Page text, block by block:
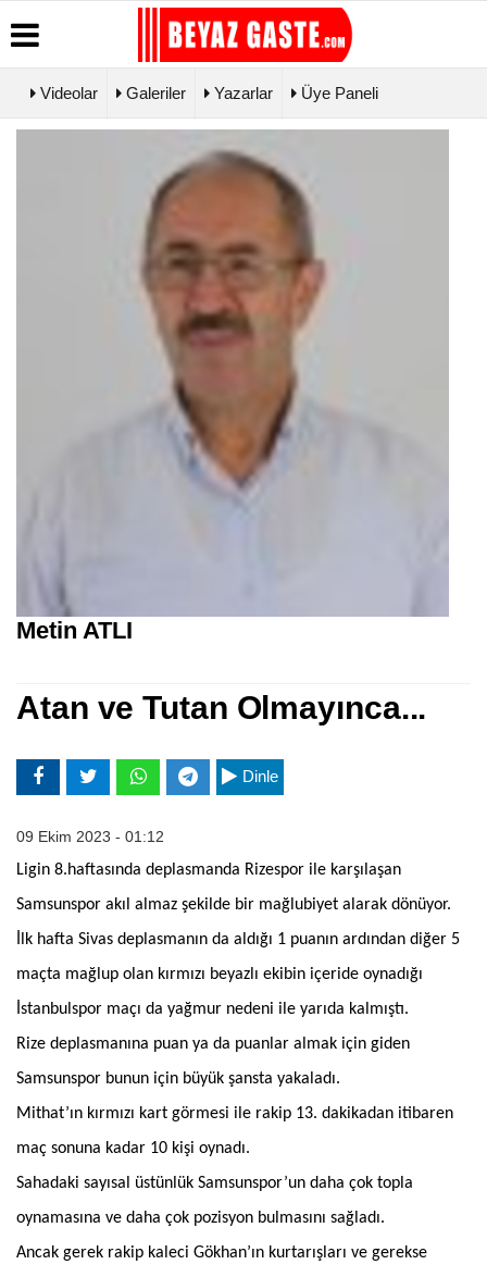
Üye Paneli
Hava
Durumu
Gazete
Manşetleri
Köşe
Video
Galeri
Künye
Videolar Galeriler Yazarlar Üye Paneli
Metin ATLI
Atan ve Tutan Olmayınca...
Dinle
09 Ekim 2023 - 01:12
Ligin 8.haftasında deplasmanda Rizespor ile karşılaşan
Samsunspor akıl almaz şekilde bir mağlubiyet alarak dönüyor.
İlk hafta Sivas deplasmanın da aldığı 1 puanın ardından diğer 5
maçta mağlup olan kırmızı beyazlı ekibin içeride oynadığı
İstanbulspor maçı da yağmur nedeni ile yarıda kalmıştı.
Rize deplasmanına puan ya da puanlar almak için giden
Samsunspor bunun için büyük şansta yakaladı.
Mithat’ın kırmızı kart görmesi ile rakip 13. dakikadan itibaren
maç sonuna kadar 10 kişi oynadı.
Sahadaki sayısal üstünlük Samsunspor’un daha çok topla
oynamasına ve daha çok pozisyon bulmasını sağladı.
Ancak gerek rakip kaleci Gökhan’ın kurtarışları ve gerekse